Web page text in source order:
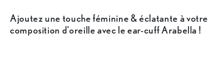
Ajoutez une touche féminine & éclatante à votre
composition d'oreille avec le ear-cuff Arabella !